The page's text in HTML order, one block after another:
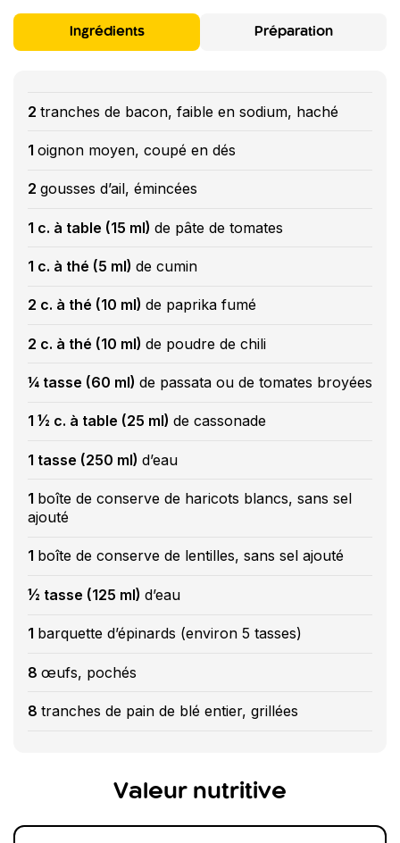
Ingrédients Préparation
2 tranches de bacon, faible en sodium, haché
1 oignon moyen, coupé en dés
2 gousses d’ail, émincées
1 c. à table (15 ml) de pâte de tomates
1 c. à thé (5 ml) de cumin
2 c. à thé (10 ml) de paprika fumé
2 c. à thé (10 ml) de poudre de chili
¼ tasse (60 ml) de passata ou de tomates broyées
1 ½ c. à table (25 ml) de cassonade
1 tasse (250 ml) d’eau
1 boîte de conserve de haricots blancs, sans sel
ajouté
1 boîte de conserve de lentilles, sans sel ajouté
½ tasse (125 ml) d’eau
1 barquette d’épinards (environ 5 tasses)
8 œufs, pochés
8 tranches de pain de blé entier, grillées
Valeur nutritive